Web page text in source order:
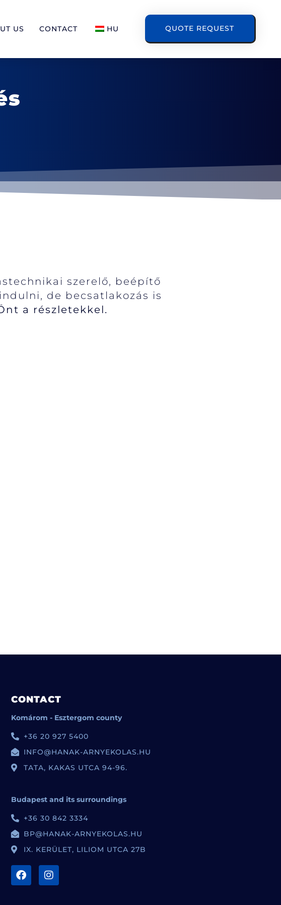
US CONTACT HU QUOTE REQUEST
szerelő, beépítő
de becsatlakozás is
a részletekkel.
CONTACT
Komárom - Esztergom county
+36 20 927 5400
INFO@HANAK-ARNYEKOLAS.HU
TATA, KAKAS UTCA 94-96.
Budapest and its surroundings
+36 30 842 3334
BP@HANAK-ARNYEKOLAS.HU
IX. KERÜLET, LILIOM UTCA 27B